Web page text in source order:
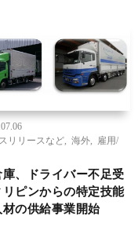
リリースなど
海外
雇用/
、ドライバー不足受
リピンからの特定技能
の供給事業開始